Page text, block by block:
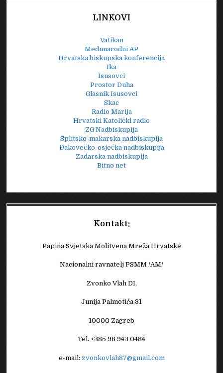
LINKOVI
Vatikan
Međunarodni AP
Hrvatska biskupska konferencija
Ika
Isusovci
Prostor Duha
Glasnik Isusovci
Skac
Radio Marija
Hrvatski Katolički radio
ZG Nadbiskupija
Splitsko-makarska nadbiskupija
Đakovečko-osječka nadbiskupija
Zadarska nadbiskupija
Bitno net
Kontakt:
Papina Svjetska Molitvena Mreža Hrvatske
Nacionalni ravnatelj PSMM /AM/
Zvonko Vlah DI,
Junija Palmotića 31
10000 Zagreb
Tel. +385 98 943 0484
e-mail: zvonkovlah87@gmail.com